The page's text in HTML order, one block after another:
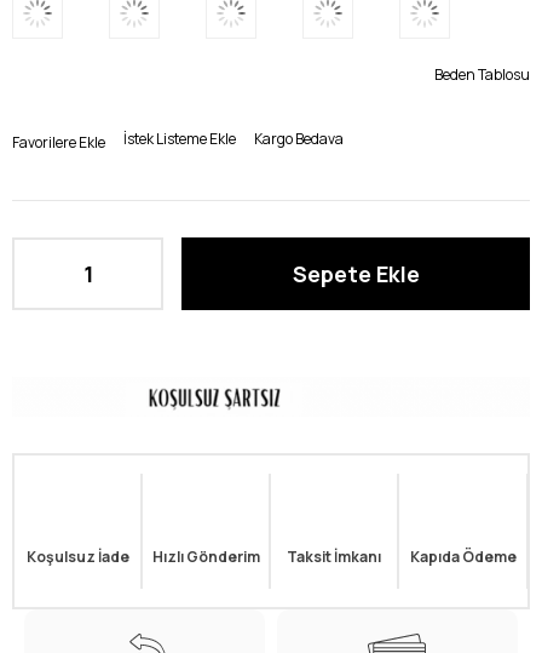
Beden Tablosu
Favorilere Ekle İstek Listeme Ekle Kargo Bedava
Koşulsuz İade Hızlı Gönderim Taksit İmkanı Kapıda Ödeme